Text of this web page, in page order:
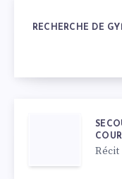
RECHERCHE DE